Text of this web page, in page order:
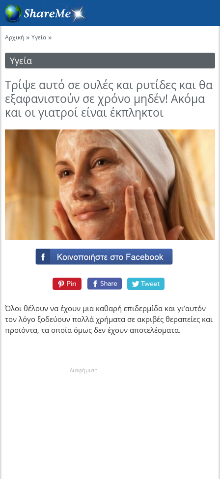
Αρχική » Υγεία »
Υγεία
Τρίψε αυτό σε ουλές και ρυτίδες και θα
εξαφανιστούν σε χρόνο μηδέν! Ακόμα
και οι γιατροί είναι έκπληκτοι
Όλοι θέλουν να έχουν μια καθαρή επιδερμίδα και γι’αυτόν
τον λόγο ξοδεύουν πολλά χρήματα σε ακριβές θεραπείες και
προϊόντα, τα οποία όμως δεν έχουν αποτελέσματα.
Διαφήμιση